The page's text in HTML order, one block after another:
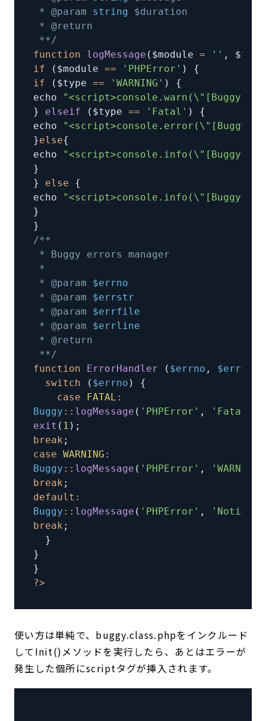
* @param string
**/
function
logMessage ( $module = '' ,
if
( $module == 'PHPError' )
{
if
( $type == 'WARNING' )
{
echo
"<script>console.warn(\"[Buggy] -
}
elseif ( $type == 'Fatal' )
{
echo
"<script>console.error(\"[Buggy] -
}else{
echo
"<script>console.info(\"[Buggy] -
}
}
else
{
echo
"<script>console.info(\"[Buggy] -
}
}
* @param $errno
* @param $errstr
* @param $errfile
* @param $errline
**/
function
ErrorHandler ( $errno , $errstr
switch
( $errno )
{
case
FATAL :
Buggy : : logMessage ( 'PHPError' , 'Fatal'
exit ( 1 ) ;
break ;
case WARNING :
Buggy : : logMessage ( 'PHPError' , 'WARNING'
break ;
default :
Buggy : : logMessage ( 'PHPError' , 'Notice'
break ;
}
}
}
?>
使い方は単純で、buggy.class.phpをインクルード
してInit()メソッドを実行したら、あとはエラーが
発生した個所にscriptタグが挿入されます。